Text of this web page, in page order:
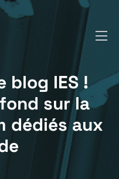
blog IES !
sur la
dédiés aux